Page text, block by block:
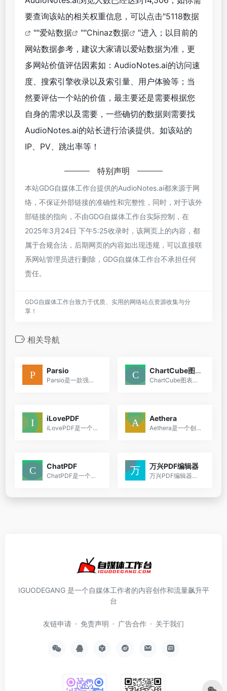
要查询该站的相关权重信息，可以点击"5118数据
""爱站数据 ""Chinaz数据
"进入；以目前的
网站数据参考，建议大家请以爱站数据为准，更
多网站价值评估因素如：AudioNotes.ai的访问速
度、搜索引擎收录以及索引量、用户体验等；当
然要评估一个站的价值，最主要还是需要根据您
自身的需求以及需要，一些确切的数据则需要找
AudioNotes.ai的站长进行洽谈提供。如该站的
IP、PV、跳出率等！
特别声明
本站GDG自媒体工作台提供的AudioNotes.ai都来源于网
络，不保证外部链接的准确性和完整性，同时，对于该外
部链接的指向，不由GDG自媒体工作台实际控制，在
2025年3月24日 下午5:25收录时，该网页上的内容，都
属于合规合法，后期网页的内容如出现违规，可以直接联
系网站管理员进行删除，GDG自媒体工作台不承担任何
责任。
GDG自媒体工作台致力于优质、实用的网络站点资源收集与分
享！
相关导航
Parsio
Parsio是一款强大的数据提取工具，利用自然语言处理技术从电子邮件和非结构化文档（如简历、订单确认、产品描述等）中提取数据。
ChartCube图表魔方
ChartCube图表魔方，在线图表制作工具，拖拽之间快速搞定图表制作。
iLovePDF
iLovePDF是一个多功能的PDF处理平台，它通过桌面版和移动版应用程序，以及iLoveIMG图片处理工具，为用户提供了全面的解决方案。
Aethera
Aethera是一个创新的协作知识发现工具，它利用AI技术帮助用户节省阅读时间，快速提取和综合信息。无论是团队协作还是个人研究，Aethera都能提供强大的文档管理、个性化助手和多语...
ChatPDF
ChatPDF是一个多功能的PDF处理工具，它通过人工智能技术简化了PDF文件的转换和编辑过程。无论是需要转换格式、编辑内容、提取文本还是保护文档安全，ChatPDF都能提供高效且易于使...
万兴PDF编辑器
万兴PDF编辑器是一款功能丰富的PDF处理软件，它通过提供直观的用户界面和强大的编辑工具，使用户能够轻松地完成PDF的创建、编辑、转换和保护等任务。
IGUODEGANG 是一个自媒体工作者的内容创作和流量飙升平
台
友链申请 免责声明 广告合作 关于我们